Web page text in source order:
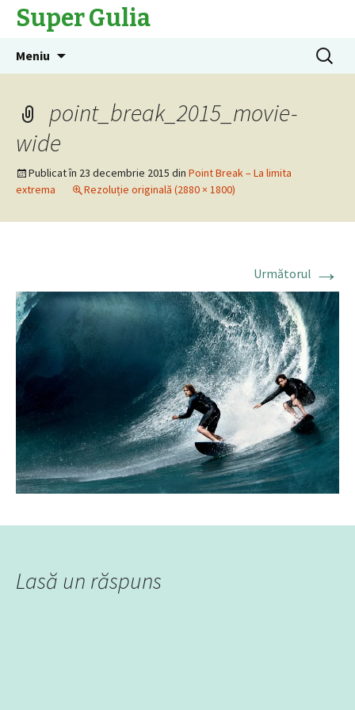
Super Gulia
Meniu
Caută
după:
point_break_2015_movie-
wide
Publicat în 23 decembrie 2015 din Point Break – La limita
extrema
Rezoluție originală (2880 × 1800)
Următorul →
Lasă un răspuns